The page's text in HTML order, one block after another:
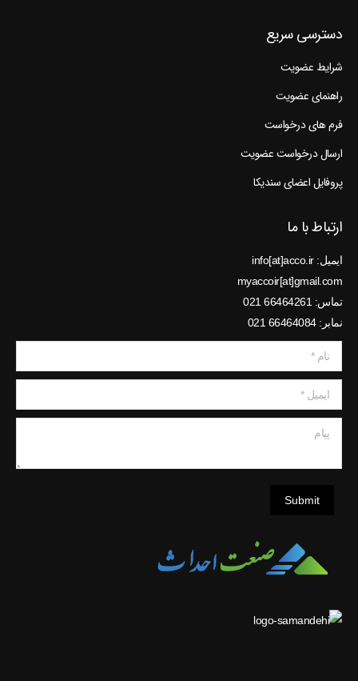
دسترسی سریع
شرایط عضویت
راهنمای عضویت
فرم های درخواست
ارسال درخواست عضویت
پروفایل اعضای سندیکا
ارتباط با ما
ایمیل: info[at]acco.ir
myaccoir[at]gmail.com
تماس: 66464261 021
نمابر: 66464084 021
نام *
ایمیل *
Submit